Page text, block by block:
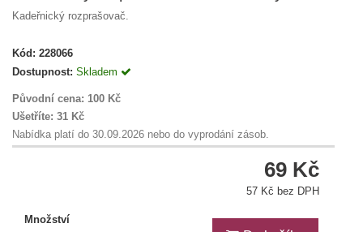
Kadeřnický rozprašovač.
Kód: 228066
Dostupnost: Skladem
Původní cena: 100 Kč
Ušetříte: 31 Kč
Nabídka platí do 30.09.2026 nebo do vyprodání zásob.
69 Kč
57 Kč bez DPH
Množství